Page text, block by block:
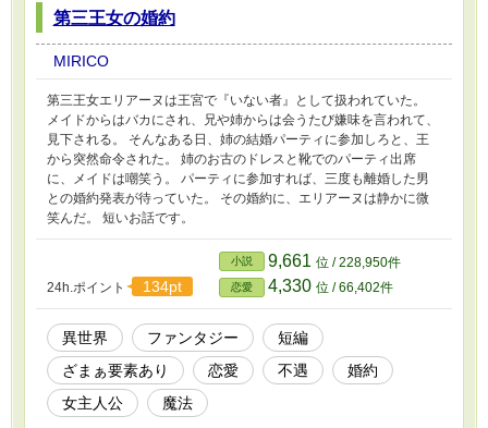
第三王女の婚約
MIRICO
第三王女エリアーヌは王宮で『いない者』として扱われていた。
メイドからはバカにされ、兄や姉からは会うたび嫌味を言われて、
見下される。 そんなある日、姉の結婚パーティに参加しろと、王
から突然命令された。 姉のお古のドレスと靴でのパーティ出席
に、メイドは嘲笑う。 パーティに参加すれば、三度も離婚した男
との婚約発表が待っていた。 その婚約に、エリアーヌは静かに微
笑んだ。 短いお話です。
24h.ポイント 134pt
小説 9,661 位 / 228,950件
恋愛 4,330 位 / 66,402件
異世界 ファンタジー
短編
ざまぁ要素あり
恋愛 不遇
婚約
女主人公
魔法